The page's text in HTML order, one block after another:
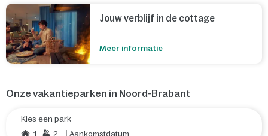
Oertijdmuseum in Boxtel of Safaripark Beekse Bergen in
Hilvarenbeek.
Jouw verblijf in de cottage
Meer informatie
Onze vakantieparken in Noord-Brabant
Kies een park
1
2 Aankomstdatum